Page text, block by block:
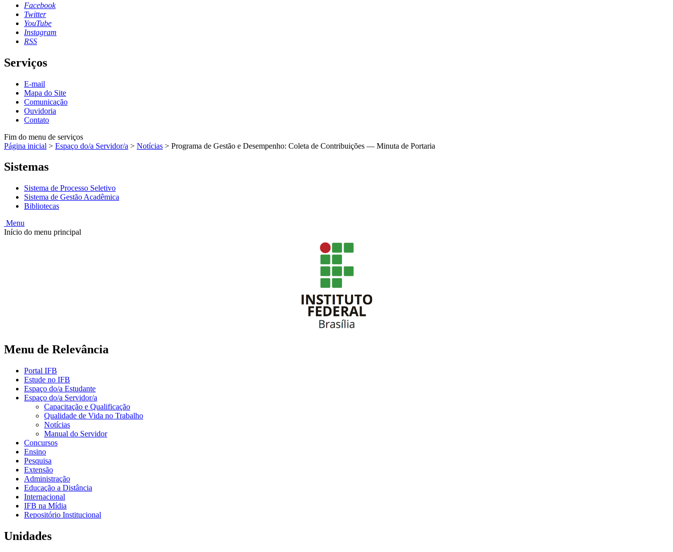
Facebook
Twitter
YouTube
Instagram
RSS
Serviços
E-mail
Mapa do Site
Comunicação
Ouvidoria
Contato
Fim do menu de serviços
Página inicial > Espaço do/a Servidor/a > Notícias > Programa de Gestão e Desempenho: Coleta de Contribuições — Minuta de Portaria
Sistemas
Sistema de Processo Seletivo
Sistema de Gestão Acadêmica
Bibliotecas
Menu
Início do menu principal
Menu de Relevância
Portal IFB
Estude no IFB
Espaço do/a Estudante
Espaço do/a Servidor/a
Capacitação e Qualificação
Qualidade de Vida no Trabalho
Notícias
Manual do Servidor
Concursos
Ensino
Pesquisa
Extensão
Administração
Educação a Distância
Internacional
IFB na Mídia
Repositório Institucional
Unidades